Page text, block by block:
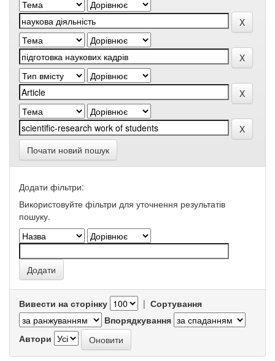
Почати новий пошук
Додати фільтри:
Використовуйте фільтри для уточнення результатів
пошуку.
Вивести на сторінку | Сортування
Впорядкування
Автори